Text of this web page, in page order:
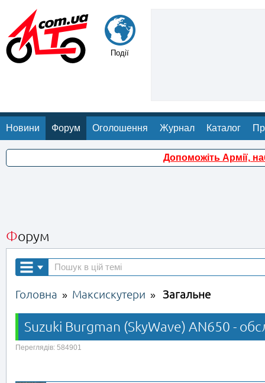
Події
Новини Форум Оголошення Журнал Каталог
Допоможіть Армії,
Форум
Головна » Максискутери » Загальне
Suzuki Burgman (SkyWave) AN650 -
Переглядів: 584901